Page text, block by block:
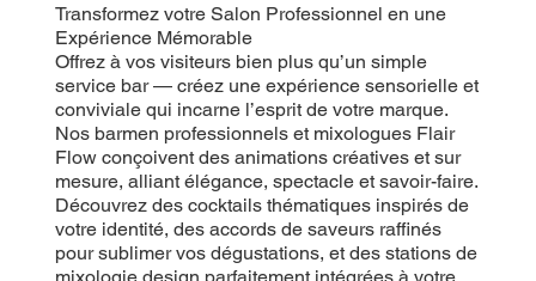
Transformez votre Salon Professionnel en une
Expérience Mémorable
Offrez à vos visiteurs bien plus qu’un simple
service bar — créez une expérience sensorielle et
conviviale qui incarne l’esprit de votre marque.
Nos barmen professionnels et mixologues Flair
Flow conçoivent des animations créatives et sur
mesure, alliant élégance, spectacle et savoir-faire.
Découvrez des cocktails thématiques inspirés de
votre identité, des accords de saveurs raffinés
pour sublimer vos dégustations, et des stations de
mixologie design parfaitement intégrées à votre